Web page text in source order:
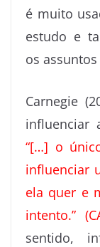
é muito
estudo e
os
Carnegie
influenciar
“[…] o
influenciar
ela quer e
intento.”
sentido,